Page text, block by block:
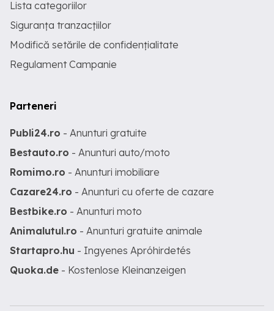
Lista categoriilor
Siguranța tranzacțiilor
Modifică setările de confidențialitate
Regulament Campanie
Parteneri
Publi24.ro - Anunturi gratuite
Bestauto.ro - Anunturi auto/moto
Romimo.ro - Anunturi imobiliare
Cazare24.ro - Anunturi cu oferte de cazare
Bestbike.ro - Anunturi moto
Animalutul.ro - Anunturi gratuite animale
Startapro.hu - Ingyenes Apróhirdetés
Quoka.de - Kostenlose Kleinanzeigen